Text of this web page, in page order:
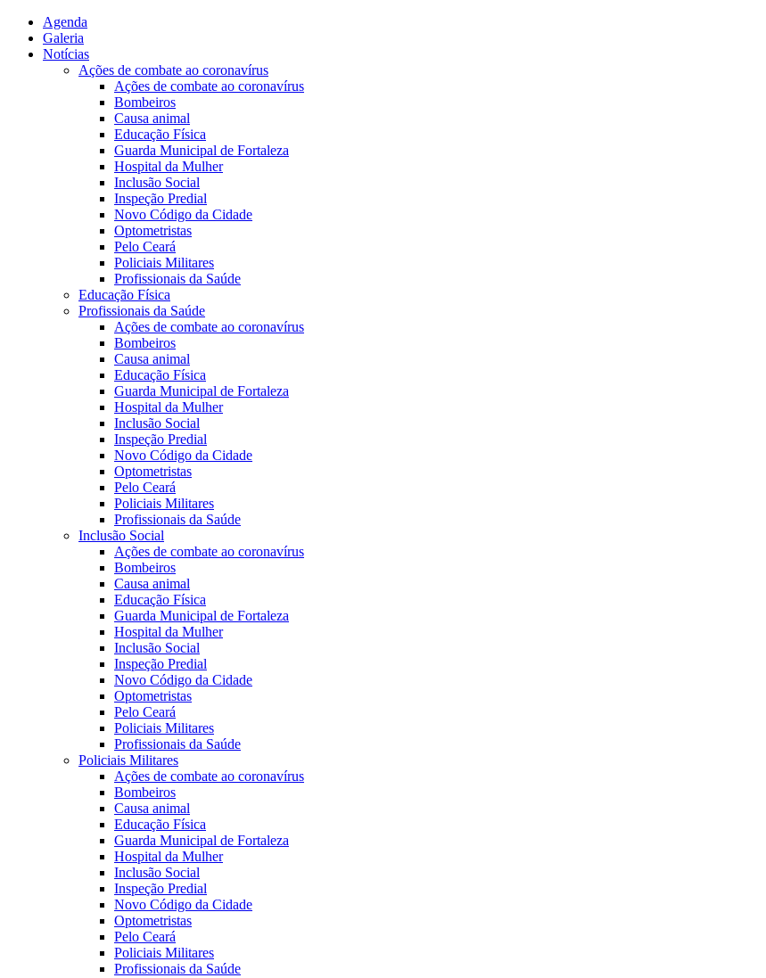
Agenda
Galeria
Notícias
Ações de combate ao coronavírus
Ações de combate ao coronavírus
Bombeiros
Causa animal
Educação Física
Guarda Municipal de Fortaleza
Hospital da Mulher
Inclusão Social
Inspeção Predial
Novo Código da Cidade
Optometristas
Pelo Ceará
Policiais Militares
Profissionais da Saúde
Educação Física
Profissionais da Saúde
Ações de combate ao coronavírus
Bombeiros
Causa animal
Educação Física
Guarda Municipal de Fortaleza
Hospital da Mulher
Inclusão Social
Inspeção Predial
Novo Código da Cidade
Optometristas
Pelo Ceará
Policiais Militares
Profissionais da Saúde
Inclusão Social
Ações de combate ao coronavírus
Bombeiros
Causa animal
Educação Física
Guarda Municipal de Fortaleza
Hospital da Mulher
Inclusão Social
Inspeção Predial
Novo Código da Cidade
Optometristas
Pelo Ceará
Policiais Militares
Profissionais da Saúde
Policiais Militares
Ações de combate ao coronavírus
Bombeiros
Causa animal
Educação Física
Guarda Municipal de Fortaleza
Hospital da Mulher
Inclusão Social
Inspeção Predial
Novo Código da Cidade
Optometristas
Pelo Ceará
Policiais Militares
Profissionais da Saúde